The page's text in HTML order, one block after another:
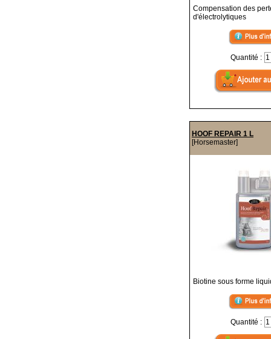
Compensation des
d'électrolytiques
Quantité :
HOOF REPAIR 1 L
[Horsemaster]
Biotine sous forme
Quantité :